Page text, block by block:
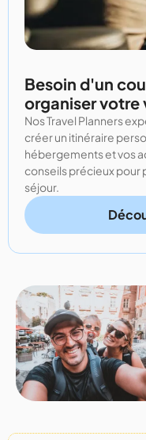
Besoin d'un
organiser votre
Nos Travel Planners
créer un itinéraire
hébergements et vos
conseils précieux pour
séjour.